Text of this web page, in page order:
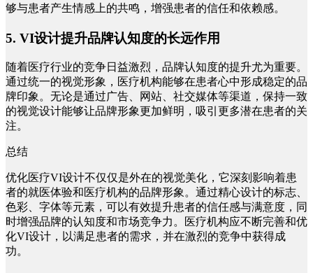
够与患者产生情感上的共鸣，增强患者的信任和依赖感。
5. VI设计提升品牌认知度的长远作用
随着医疗行业的竞争日益激烈，品牌认知度的提升尤为重要。
通过统一的视觉形象，医疗机构能够在患者心中形成稳定的品
牌印象。无论是通过广告、网站、社交媒体等渠道，保持一致
的视觉设计能够让品牌形象更加鲜明，吸引更多潜在患者的关
注。
总结
优化医疗VI设计不仅仅是外在的视觉美化，它深刻影响着患
者的就医体验和医疗机构的品牌形象。通过精心设计的标志、
色彩、字体等元素，可以有效提升患者的信任感与满意度，同
时增强品牌的认知度和市场竞争力。医疗机构应不断完善和优
化VI设计，以满足患者的需求，并在激烈的竞争中获得成
功。